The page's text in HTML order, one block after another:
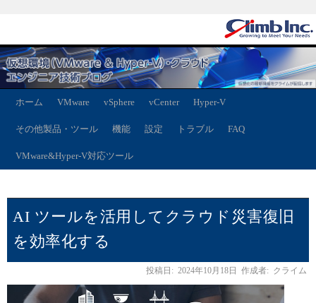
ホーム VMware vSphere vCenter Hyper-V
その他製品・ツール 機能 設定 トラブル FAQ
VMware&Hyper-V対応ツール
AI ツールを活用してクラウド災害復旧
を効率化する
投稿日: 2024年10月18日 作成者: クライム